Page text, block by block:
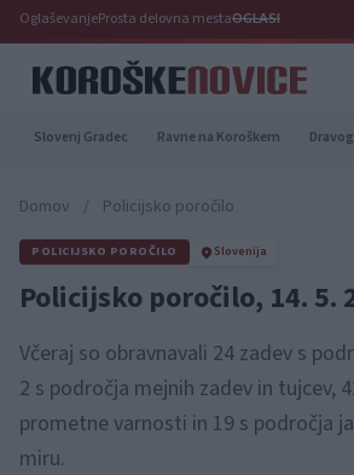
OglaševanjeProsta delovna mestaOGLASI
Slovenj Gradec Ravne na Koroškem
Domov / Policijsko poročilo
POLICIJSKO POROČILO Slovenija
Policijsko poročilo, 14. 5.
Včeraj so obravnavali 24 zadev s
2 s področja mejnih zadev in tujcev,
prometne varnosti in 19 s področja
miru.